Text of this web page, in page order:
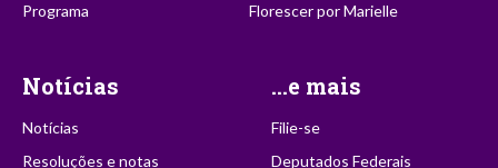
Programa
Florescer por Marielle
Notícias
Notícias
Resoluções e notas
...e mais
Filie-se
Deputados Federais